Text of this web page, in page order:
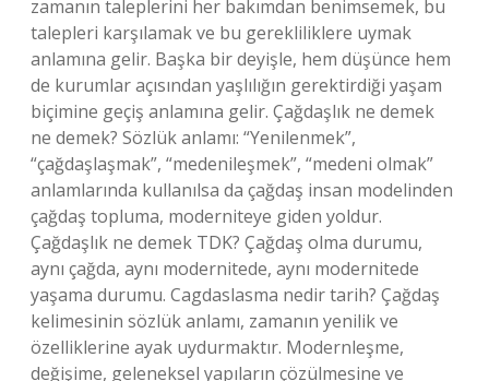
zamanın taleplerini her bakımdan benimsemek, bu
talepleri karşılamak ve bu gerekliliklere uymak
anlamına gelir. Başka bir deyişle, hem düşünce hem
de kurumlar açısından yaşlılığın gerektirdiği yaşam
biçimine geçiş anlamına gelir. Çağdaşlık ne demek
ne demek? Sözlük anlamı: “Yenilenmek”,
“çağdaşlaşmak”, “medenileşmek”, “medeni olmak”
anlamlarında kullanılsa da çağdaş insan modelinden
çağdaş topluma, moderniteye giden yoldur.
Çağdaşlık ne demek TDK? Çağdaş olma durumu,
aynı çağda, aynı modernitede, aynı modernitede
yaşama durumu. Cagdaslasma nedir tarih? Çağdaş
kelimesinin sözlük anlamı, zamanın yenilik ve
özelliklerine ayak uydurmaktır. Modernleşme,
değişime, geleneksel yapıların çözülmesine ve